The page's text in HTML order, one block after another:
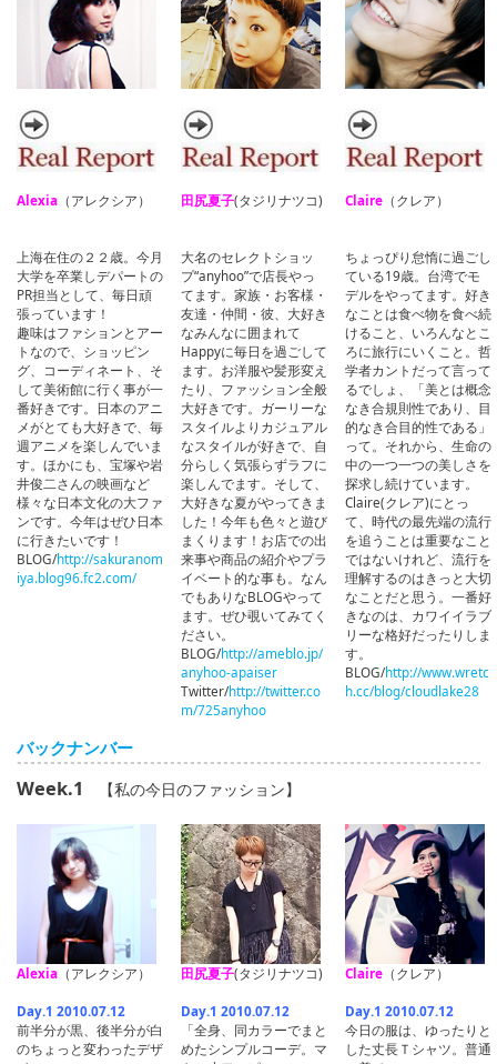
Alexia （アレクシア）
上海在住の２２歳。今月
大学を卒業しデパートの
PR担当として、毎日頑
張っています！
趣味はファションとアー
トなので、ショッピン
グ、コーディネート、そ
して美術館に行く事が一
番好きです。日本のアニ
メがとても大好きで、毎
週アニメを楽しんでいま
す。ほかにも、宝塚や岩
井俊二さんの映画など
様々な日本文化の大ファ
ンです。今年はぜひ日本
に行きたいです！
BLOG/http://sakuranom
iya.blog96.fc2.com/
田尻夏子(タジリナツコ)
大名のセレクトショッ
プ“anyhoo”で店長やっ
てます。家族・お客様・
友達・仲間・彼、大好き
なみんなに囲まれて
Happyに毎日を過ごして
ます。お洋服や髪形変え
たり、ファッション全般
大好きです。ガーリーな
スタイルよりカジュアル
なスタイルが好きで、自
分らしく気張らずラフに
楽しんでます。そして、
大好きな夏がやってきま
した！今年も色々と遊び
まくります！お店での出
来事や商品の紹介やプラ
イベート的な事も。なん
でもありなBLOGやって
ます。ぜひ覗いてみてく
ださい。
BLOG/http://ameblo.jp/
anyhoo-apaiser
Twitter/http://twitter.co
m/725anyhoo
Claire（クレア）
ちょっぴり怠惰に過ごし
ている19歳。台湾でモ
デルをやってます。好き
なことは食べ物を食べ続
けること、いろんなとこ
ろに旅行にいくこと。哲
学者カントだって言って
るでしょ、「美とは概念
なき合規則性であり、目
的なき合目的性である」
って。それから、生命の
中の一つ一つの美しさを
探求し続けています。
Claire(クレア)にとっ
て、時代の最先端の流行
を追うことは重要なこと
ではないけれど、流行を
理解するのはきっと大切
なことだと思う。一番好
きなのは、カワイイラブ
リーな格好だったりしま
す。
BLOG/http://www.wretc
h.cc/blog/cloudlake28
バックナンバー
Week.1 【私の今日のファッション】
Alexia （アレクシア）
Day.1 2010.07.12
前半分が黒、後半分が白
のちょっと変わったデザ
田尻夏子(タジリナツコ)
Day.1 2010.07.12
「全身、同カラーでまと
めたシンプルコーデ。マ
Claire（クレア）
Day.1 2010.07.12
今日の服は、ゆったりと
した丈長Ｔシャツ。普通